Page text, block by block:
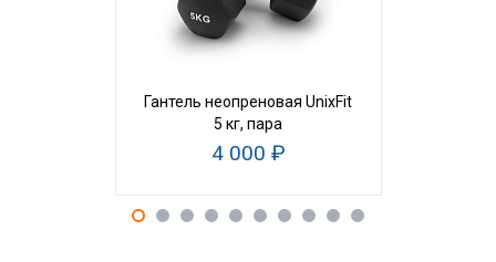
Гантель неопреновая UnixFit
5 кг, пара
4 000 ₽